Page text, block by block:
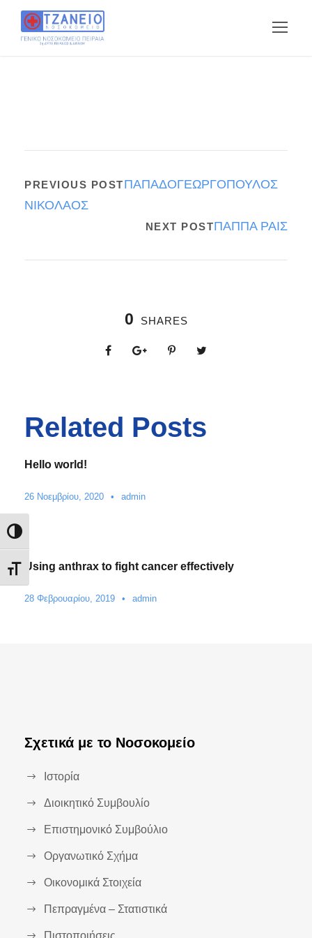
Εναλλαγή Υψηλής Αντίθεσης
Εναλλαγή Μεγέθους Γραμμάτων
PREVIOUS POSTΠΑΠΑΔΟΓΕΩΡΓΟΠΟΥΛΟΣ
ΝΙΚΟΛΑΟΣ
NEXT POSTΠΑΠΠΑ ΡΑΙΣ
0 SHARES
Related Posts
Hello world!
26 Νοεμβρίου, 2020 • admin
Using anthrax to fight cancer effectively
28 Φεβρουαρίου, 2019 • admin
Σχετικά με το Νοσοκομείο
Ιστορία
Διοικητικό Συμβουλίο
Επιστημονικό Συμβούλιο
Οργανωτικό Σχήμα
Οικονομικά Στοιχεία
Πεπραγμένα – Στατιστικά
Πιστοποιήσεις